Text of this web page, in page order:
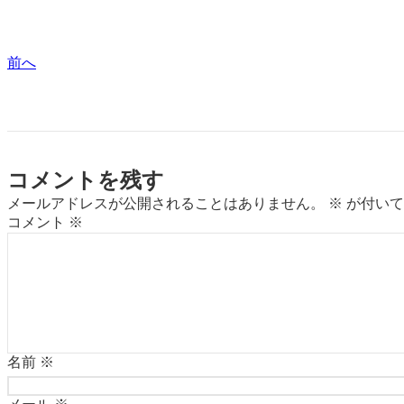
前へ
コメントを残す
メールアドレスが公開されることはありません。 ※ が付い
コメント ※
名前 ※